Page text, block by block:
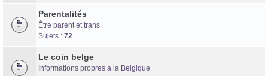
Parentalités
Être parent et trans
Sujets : 72
Le coin belge
Informations propres à la Belgique